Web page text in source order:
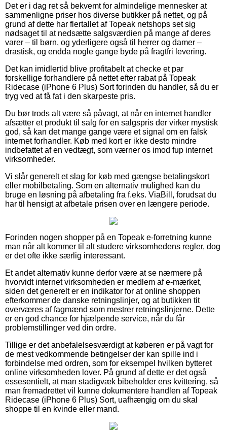
Det er i dag ret så bekvemt for almindelige mennesker at
sammenligne priser hos diverse butikker på nettet, og på
grund af dette har flertallet af Topeak netshops set sig
nødsaget til at nedsætte salgsværdien på mange af deres
varer – til børn, og yderligere også til herrer og damer –
drastisk, og endda nogle gange byde på fragtfri levering.
Det kan imidlertid blive profitabelt at checke et par
forskellige forhandlere på nettet efter rabat på Topeak
Ridecase (iPhone 6 Plus) Sort forinden du handler, så du er
tryg ved at få fat i den skarpeste pris.
Du bør trods alt være så påvagt, at når en internet handler
afsætter et produkt til salg for en salgspris der virker mystisk
god, så kan det mange gange være et signal om en falsk
internet forhandler. Køb med kort er ikke desto mindre
indbefattet af en vedtægt, som værner os imod fup internet
virksomheder.
Vi slår generelt et slag for køb med gængse betalingskort
eller mobilbetaling. Som en alternativ mulighed kan du
bruge en løsning på afbetaling fra f.eks. ViaBill, forudsat du
har til hensigt at afbetale prisen over en længere periode.
Forinden nogen shopper på en Topeak e-forretning kunne
man når alt kommer til alt studere virksomhedens regler, dog
er det ofte ikke særlig interessant.
Et andet alternativ kunne derfor være at se nærmere på
hvorvidt internet virksomheden er medlem af e-mærket,
siden det generelt er en indikator for at online shoppen
efterkommer de danske retningslinjer, og at butikken tit
overværes af fagmænd som mestrer retningslinjerne. Dette
er en god chance for hjælpende service, når du får
problemstillinger ved din ordre.
Tillige er det anbefalelsesværdigt at køberen er på vagt for
de mest vedkommende betingelser der kan spille ind i
forbindelse med ordren, som for eksempel hvilken bytteret
online virksomheden lover. På grund af dette er det også
essesentielt, at man stadigvæk bibeholder ens kvittering, så
man fremadrettet vil kunne dokumentere handlen af Topeak
Ridecase (iPhone 6 Plus) Sort, uafhængig om du skal
shoppe til en kvinde eller mand.